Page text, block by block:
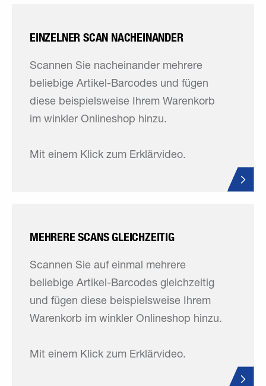
EINZELNER SCAN NACH­EINANDER
Scannen Sie nacheinander mehrere
beliebige Artikel-Barcodes und fügen
diese beispielsweise Ihrem Warenkorb
im winkler Onlineshop hinzu.
Mit einem Klick zum Erklärvideo.
MEHRERE SCANS GLEICHZEITIG
Scannen Sie auf einmal mehrere
beliebige Artikel-Barcodes gleichzeitig
und fügen diese beispielsweise Ihrem
Warenkorb im winkler Onlineshop hinzu.
Mit einem Klick zum Erklärvideo.